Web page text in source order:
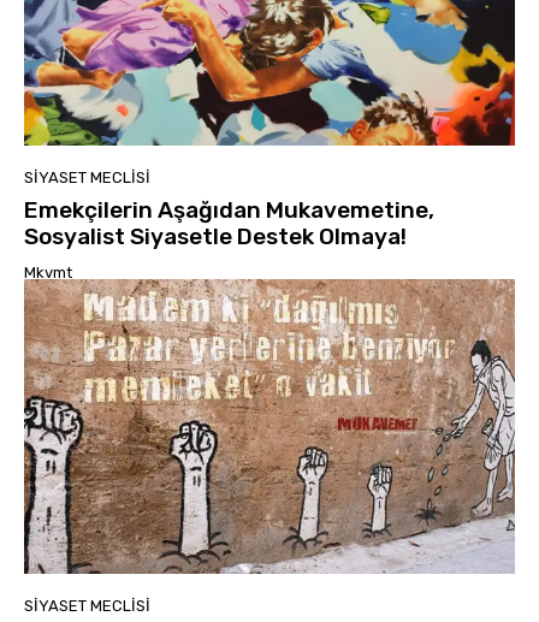
SIYASET MECLISI
Emekçilerin Aşağıdan Mukavemetine,
Sosyalist Siyasetle Destek Olmaya!
Mkvmt
SIYASET MECLISI